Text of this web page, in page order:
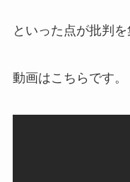
といった点が批判を
動画はこちらです。